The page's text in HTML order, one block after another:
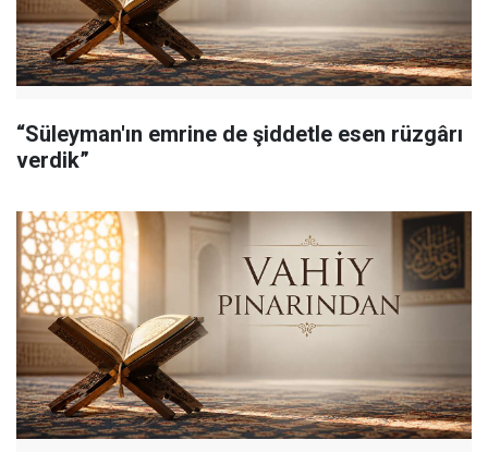
“Süleyman'ın emrine de şiddetle esen rüzgârı
verdik”